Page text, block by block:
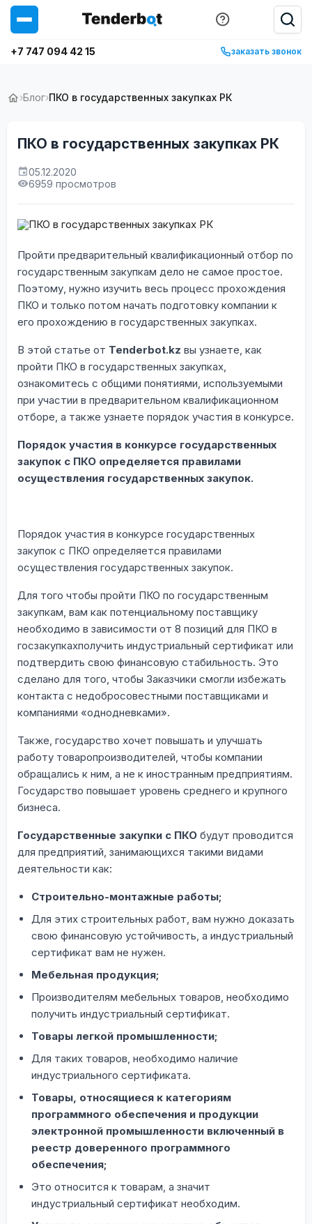
+7 747 094 42 15 заказать звонок
›Блог›ПКО в государственных закупках РК
ПКО в государственных закупках РК
05.12.2020
6959 просмотров
Пройти предварительный квалификационный отбор по
государственным закупкам дело не самое простое.
Поэтому, нужно изучить весь процесс прохождения
ПКО и только потом начать подготовку компании к
его прохождению в государственных закупках.
В этой статье от Tenderbot.kz вы узнаете, как
пройти ПКО в государственных закупках,
ознакомитесь с общими понятиями, используемыми
при участии в предварительном квалификационном
отборе, а также узнаете порядок участия в конкурсе.
Порядок участия в конкурсе государственных
закупок с ПКО определяется правилами
осуществления государственных закупок.
Порядок участия в конкурсе государственных
закупок с ПКО определяется правилами
осуществления государственных закупок.
Для того чтобы пройти ПКО по государственным
закупкам, вам как потенциальному поставщику
необходимо в зависимости от 8 позиций для ПКО в
госзакупкахполучить индустриальный сертификат или
подтвердить свою финансовую стабильность. Это
сделано для того, чтобы Заказчики смогли избежать
контакта с недобросовестными поставщиками и
компаниями «однодневками».
Также, государство хочет повышать и улучшать
работу товаропроизводителей, чтобы компании
обращались к ним, а не к иностранным предприятиям.
Государство повышает уровень среднего и крупного
бизнеса.
Государственные закупки с ПКО будут проводится
для предприятий, занимающихся такими видами
деятельности как:
Строительно-монтажные работы;
Для этих строительных работ, вам нужно доказать
свою финансовую устойчивость, а индустриальный
сертификат вам не нужен.
Мебельная продукция;
Производителям мебельных товаров, необходимо
получить индустриальный сертификат.
Товары легкой промышленности;
Для таких товаров, необходимо наличие
индустриального сертификата.
Товары, относящиеся к категориям
программного обеспечения и продукции
электронной промышленности включенный в
реестр доверенного программного
обеспечения;
Это относится к товарам, а значит
индустриальный сертификат необходим.